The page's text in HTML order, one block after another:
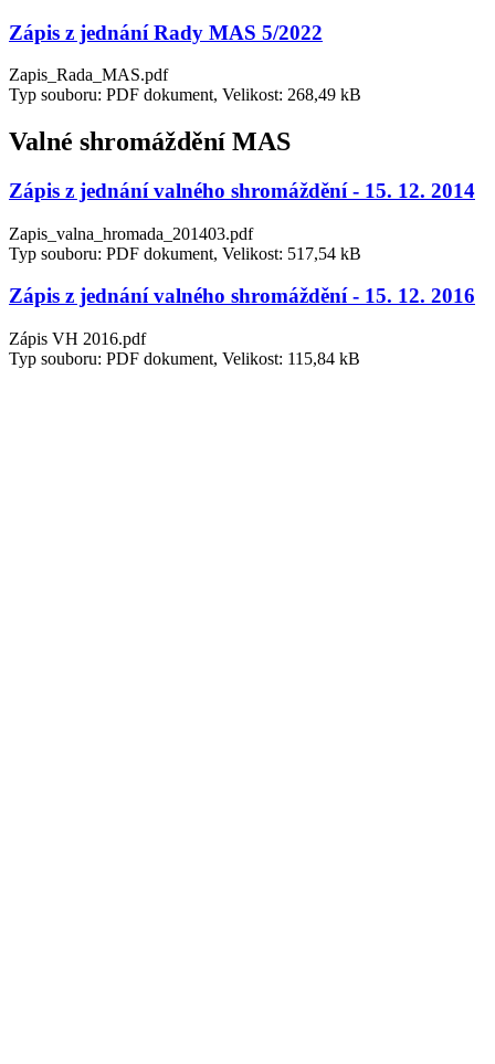
Zápis z jednání Rady MAS 5/2022
Zapis_Rada_MAS.pdf
Typ souboru: PDF dokument, Velikost: 268,49 kB
Valné shromáždění MAS
Zápis z jednání valného shromáždění - 15. 12. 2014
Zapis_valna_hromada_201403.pdf
Typ souboru: PDF dokument, Velikost: 517,54 kB
Zápis z jednání valného shromáždění - 15. 12. 2016
Zápis VH 2016.pdf
Typ souboru: PDF dokument, Velikost: 115,84 kB